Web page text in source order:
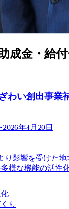
成金・給
わい創出事
年4月20日
り影響を受けた
様な機能の活性
り